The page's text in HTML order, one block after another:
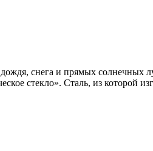
снега и прямых солнечных
стекло». Сталь, из